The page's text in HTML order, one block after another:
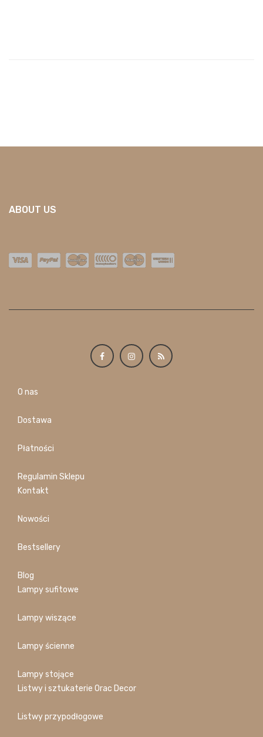
ABOUT US
O nas
Dostawa
Płatności
Regulamin Sklepu
Kontakt
Nowości
Bestsellery
Blog
Lampy sufitowe
Lampy wiszące
Lampy ścienne
Lampy stojące
Listwy i sztukaterie Orac Decor
Listwy przypodłogowe